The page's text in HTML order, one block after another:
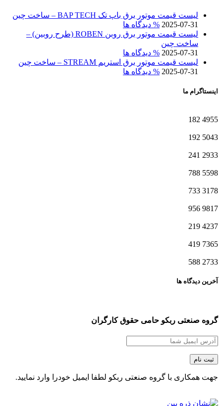
لیست قیمت موتور برق باپ تک BAP TECH – ساخت چین
2025-07-31 % دیدگاه ها
لیست قیمت موتور برق روبن ROBEN (طرح روبین) –
ساخت چین
2025-07-31 % دیدگاه ها
لیست قیمت موتور برق استریم STREAM – ساخت چین
2025-07-31 % دیدگاه ها
اینستاگرام ما
4955
182
5043
192
2933
241
5598
788
3178
733
9817
956
4237
219
7365
419
2733
588
آخرین دیدگاه ها
گروه صنعتی ربکو حامی حقوق کارگران
جهت همکاری با گروه صنعتی ربکو لطفا ایمیل خودرا وارد نمایید.